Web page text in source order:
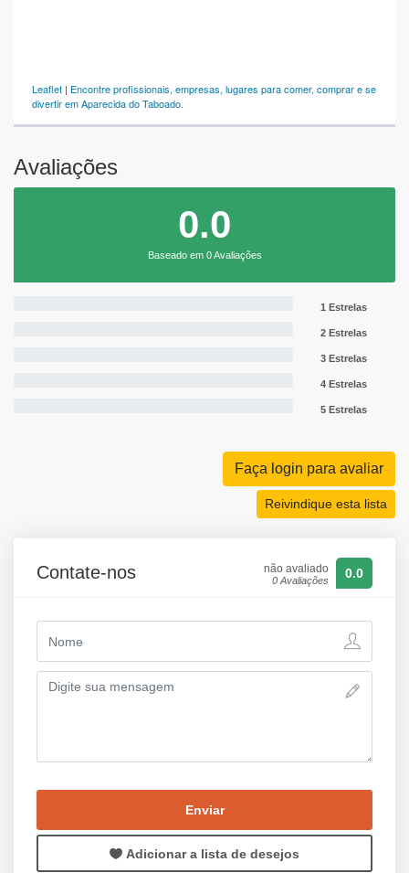
Leaflet | Encontre profissionais, empresas, lugares para comer, comprar e se
divertir em Aparecida do Taboado.
Avaliações
0.0
Baseado em 0 Avaliações
1 Estrelas
2 Estrelas
3 Estrelas
4 Estrelas
5 Estrelas
Faça login para avaliar
Reivindique esta lista
Contate-nos não avaliado
0 Avaliações 0.0
Enviar
Adicionar a lista de desejos